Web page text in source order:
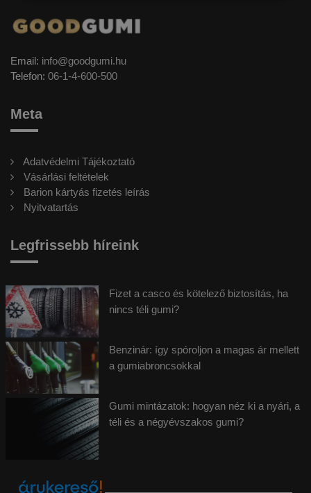
Email: info@goodgumi.hu
Telefon: 06-1-4-600-500
Meta
Adatvédelmi Tájékoztató
Vásárlási feltételek
Barion kártyás fizetés leírás
Nyitvatartás
Legfrissebb híreink
Fizet a casco és kötelező biztosítás, ha
nincs téli gumi?
Benzinár: így spóroljon a magas ár mellett
a gumiabroncsokkal
Gumi mintázatok: hogyan néz ki a nyári, a
téli és a négyévszakos gumi?